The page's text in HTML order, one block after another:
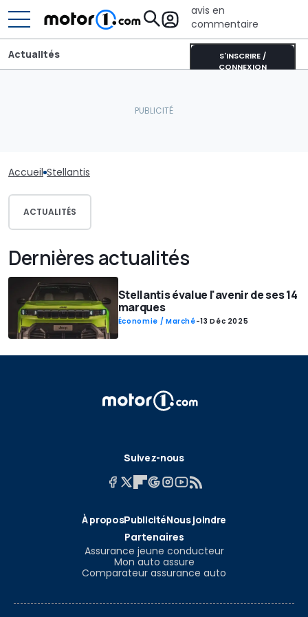
avis en
commentaire
S'INSCRIRE /
CONNEXION
Actualités
Accueil Stellantis
ACTUALITÉS
Dernières actualités
Stellantis évalue l'avenir de ses 14
marques
Économie / Marché-13 Déc 2025
Suivez-nous
À proposPublicitéNous joindre
Partenaires
Assurance jeune conducteur
Mon auto assure
Comparateur assurance auto